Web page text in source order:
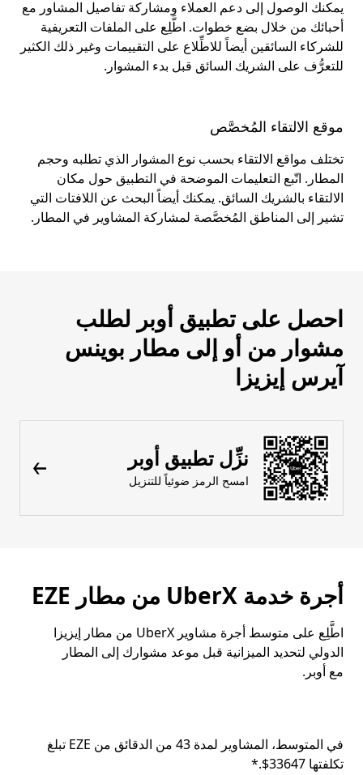
يمكنك الوصول إلى دعم العملاء ومشاركة تفاصيل المشاور مع
أحبائك من خلال بضع خطوات. اطَّلِع على الملفات التعريفية
للشركاء السائقين أيضاً للاطِّلاع على التقييمات وغير ذلك الكثير
للتعرُّف على الشريك السائق قبل بدء المشوار.
موقع الالتقاء المُخصَّص
تختلف مواقع الالتقاء بحسب نوع المشوار الذي تطلبه وحجم
المطار. اتّبع التعليمات الموضحة في التطبيق حول مكان
الالتقاء بالشريك السائق. يمكنك أيضاً البحث عن اللافتات التي
تشير إلى المناطق المُخصَّصة لمشاركة المشاوير في المطار.
احصل على تطبيق أوبر لطلب
مشوار من أو إلى مطار بوينس
آيرس إيزيزا
نزِّل تطبيق أوبر
امسح الرمز ضوئياً للتنزيل
أجرة خدمة UberX من مطار EZE
اطَّلِع على متوسط أجرة مشاوير UberX من مطار إيزيزا
الدولي لتحديد الميزانية قبل موعد مشوارك إلى المطار
مع أوبر.
في المتوسط، المشاوير لمدة 43 من الدقائق من EZE تبلغ
تكلفتها 33647$.*